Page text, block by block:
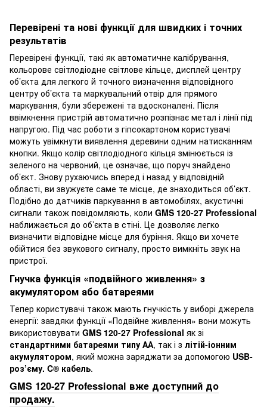
Перевірені та нові функції для швидких і точних
результатів
Перевірені функції, такі як автоматичне калібрування,
кольорове світлодіодне світлове кільце, дисплей центру
об’єкта для легкого й точного визначення відповідного
центру об’єкта та маркувальний отвір для прямого
маркування, були збережені та вдосконалені. Після
ввімкнення пристрій автоматично розпізнає метал і лінії під
напругою. Під час роботи з гіпсокартоном користувачі
можуть увімкнути виявлення деревини одним натисканням
кнопки. Якщо колір світлодіодного кільця змінюється із
зеленого на червоний, це означає, що поруч знайдено
об’єкт. Знову рухаючись вперед і назад у відповідній
області, ви звужуєте саме те місце, де знаходиться об’єкт.
Подібно до датчиків паркування в автомобілях, акустичні
сигнали також повідомляють, коли GMS 120-27 Professional
наближається до об’єкта в стіні. Це дозволяє легко
визначити відповідне місце для буріння. Якщо ви хочете
обійтися без звукового сигналу, просто вимкніть звук на
пристрої.
Гнучка функція «подвійного живлення» з
акумулятором або батареями
Тепер користувачі також мають гнучкість у виборі джерела
енергії: завдяки функції «Подвійне живлення» вони можуть
використовувати GMS 120-27 Professional як зі
стандартними батареями типу АА, так і з літій-іонним
акумулятором, який можна заряджати за допомогою USB-
роз’єму. C® кабель.
GMS 120-27 Professional вже доступний до
продажу.